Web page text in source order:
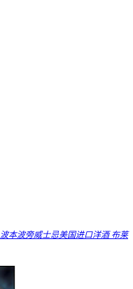
本波旁威士忌美国进口洋酒 布莱